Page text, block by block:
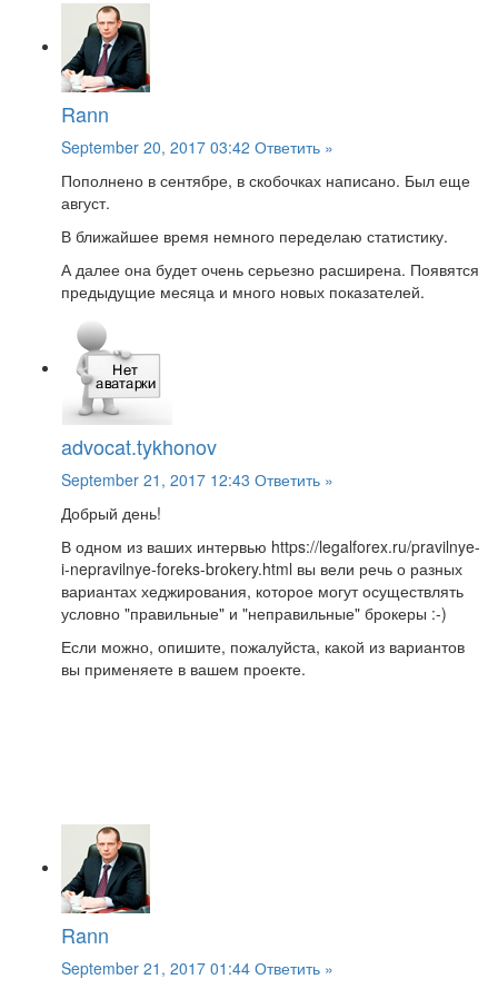
Rann
September 20, 2017 03:42 Ответить »
Пополнено в сентябре, в скобочках написано. Был еще
август.
В ближайшее время немного переделаю статистику.
А далее она будет очень серьезно расширена. Появятся
предыдущие месяца и много новых показателей.
advocat.tykhonov
September 21, 2017 12:43 Ответить »
Добрый день!
В одном из ваших интервью https://legalforex.ru/pravilnye-
i-nepravilnye-foreks-brokery.html вы вели речь о разных
вариантах хеджирования, которое могут осуществлять
условно "правильные" и "неправильные" брокеры :-)
Если можно, опишите, пожалуйста, какой из вариантов
вы применяете в вашем проекте.
Rann
September 21, 2017 01:44 Ответить »